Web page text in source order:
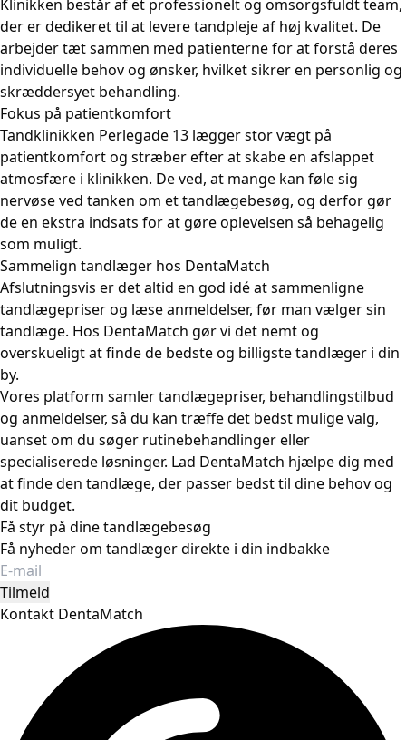
Klinikken består af et professionelt og omsorgsfuldt team,
der er dedikeret til at levere tandpleje af høj kvalitet. De
arbejder tæt sammen med patienterne for at forstå deres
individuelle behov og ønsker, hvilket sikrer en personlig og
skræddersyet behandling.
Fokus på patientkomfort
Tandklinikken Perlegade 13 lægger stor vægt på
patientkomfort og stræber efter at skabe en afslappet
atmosfære i klinikken. De ved, at mange kan føle sig
nervøse ved tanken om et tandlægebesøg, og derfor gør
de en ekstra indsats for at gøre oplevelsen så behagelig
som muligt.
Sammelign tandlæger hos DentaMatch
Afslutningsvis er det altid en god idé at sammenligne
tandlægepriser og læse anmeldelser, før man vælger sin
tandlæge. Hos DentaMatch gør vi det nemt og
overskueligt at finde de bedste og billigste tandlæger i din
by.
Vores platform samler tandlægepriser, behandlingstilbud
og anmeldelser, så du kan træffe det bedst mulige valg,
uanset om du søger rutinebehandlinger eller
specialiserede løsninger. Lad DentaMatch hjælpe dig med
at finde den tandlæge, der passer bedst til dine behov og
dit budget.
Få styr på dine tandlægebesøg
Få nyheder om tandlæger direkte i din indbakke
Tilmeld
Kontakt DentaMatch